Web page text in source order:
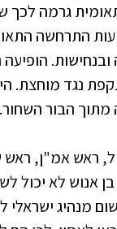
גרמה לכך
התרחשה
נגד מוחצת.
מתוך הבור השחור.
ראש אמ"ן, ראש
אנוש לא יכול
מנהיג ישראלי